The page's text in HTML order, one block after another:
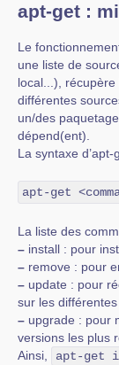
apt-get :
Le
une liste de
local...),
différentes
un/des
dépend(ent).
La syntaxe
apt-get
La liste des
– install : pour
– remove : pour
– update : pour
sur les
– upgrade : pour
versions les plus
Ainsi,
apt-get